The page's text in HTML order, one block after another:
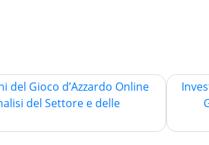
del Gioco d’Azzardo Online
del Settore e delle